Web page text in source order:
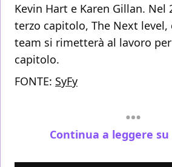
Kevin Hart e Karen Gillan. Nel
terzo capitolo, The Next
team si rimetterà al lavoro
capitolo.
FONTE: SyFy
Continua a leggere su